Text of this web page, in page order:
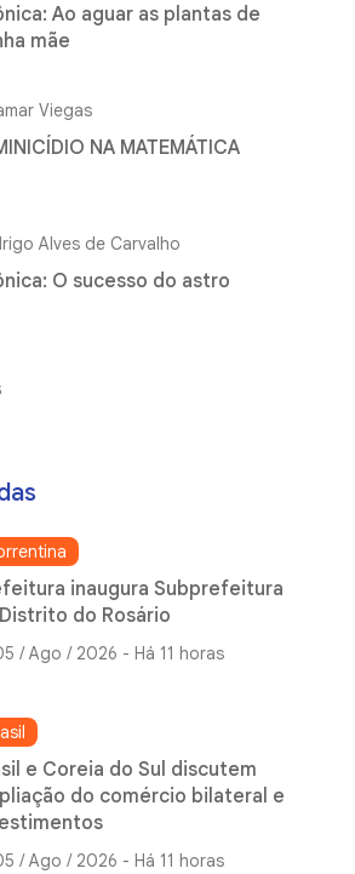
Ao aguar as plantas de
mãe
Viegas
NA MATEMÁTICA
Alves de Carvalho
O sucesso do astro
inaugura Subprefeitura
do Rosário
/ Ago / 2026 - Há 11 horas
e Coreia do Sul discutem
do comércio bilateral e
/ Ago / 2026 - Há 11 horas